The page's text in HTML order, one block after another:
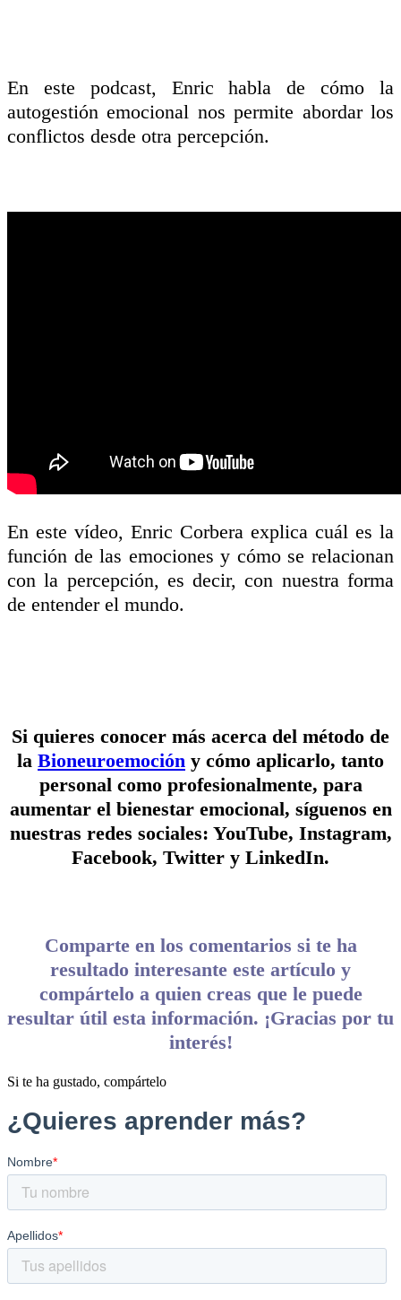
En este podcast, Enric habla de cómo la
autogestión emocional nos permite abordar los
conflictos desde otra percepción.
En este vídeo, Enric Corbera explica cuál es la
función de las emociones y cómo se relacionan
con la percepción, es decir, con nuestra forma
de entender el mundo.
Si quieres conocer más acerca del método de
la Bioneuroemoción y cómo aplicarlo, tanto
personal como profesionalmente, para
aumentar el bienestar emocional, síguenos en
nuestras redes sociales: YouTube, Instagram,
Facebook, Twitter y LinkedIn.
Comparte en los comentarios si te ha
resultado interesante este artículo y
compártelo a quien creas que le puede
resultar útil esta información. ¡Gracias por tu
interés!
Si te ha gustado, compártelo